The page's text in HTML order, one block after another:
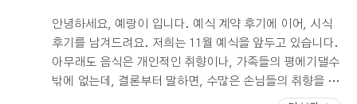
며 느낀 장단점입니다 장점 1. 교통편이 좋다 2. 여유로운
식공간, 주차공간 (단독홀) 3. 나머지층은 오피스라 주말에
는 붐비지 않는 것 4. 포토부스. 웨딩배너 이벤트 5. 혼주
가 쉴수있는 vip공간 6. 높은층고로 아름다운 전망 단점 1.
주차장 내려가는 길..(운전 잘 못하는 저에게는 너무 좁아
안녕하세요, 예랑이 입니다. 예식 계약 후기에 이어, 시식
후기를 남겨드려요. 저희는 11월 예식을 앞두고 있습니다.
아무래도 음식은 개인적인 취향이나, 가족들의 평에기댈수
밖에 없는데, 결론부터 말하면, 수많은 손님들의 취향을 고
루 맞추기 힘든 부페 음식임에도, 오랜 내공을 통해 적절한